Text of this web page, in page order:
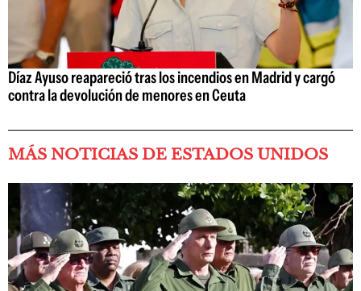
Díaz Ayuso reapareció tras los incendios en Madrid y cargó
contra la devolución de menores en Ceuta
MÁS NOTICIAS DE ESTADOS UNIDOS